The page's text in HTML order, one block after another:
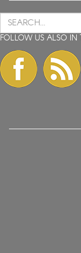
FOLLOW US ALSO IN